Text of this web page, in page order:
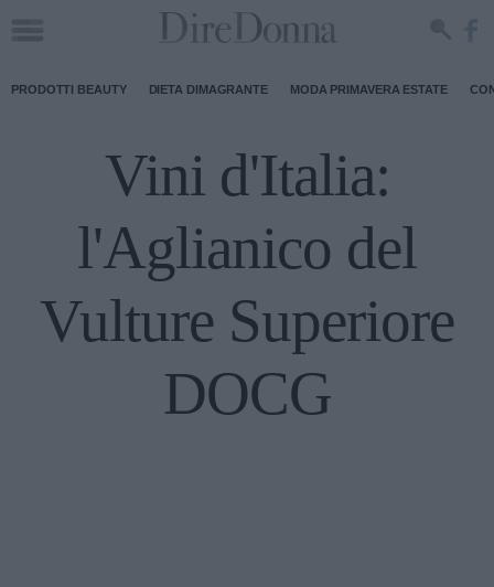
PRODOTTI BEAUTY DIETA DIMAGRANTE MODA PRIMAVERA ESTATE
Vini d'Italia:
l'Aglianico del
Vulture Superiore
DOCG